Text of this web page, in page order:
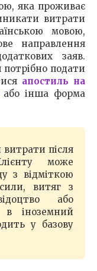
яка проживає
витрати
мовою,
направлення
заяв.
подати
апостиль на
або інша форма
після
може
з відміткою
витяг з
або
іноземний
у базову